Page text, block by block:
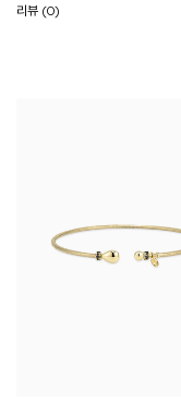
리뷰 (0)